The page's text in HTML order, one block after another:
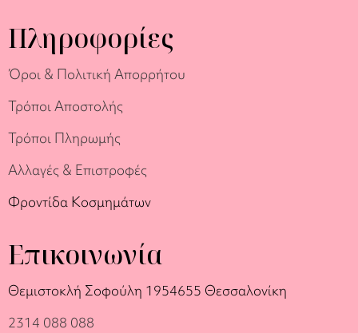
Πληροφορίες
Όροι & Πολιτική Απορρήτου
Τρόποι Αποστολής
Τρόποι Πληρωμής
Αλλαγές & Επιστροφές
Φροντίδα Κοσμημάτων
Επικοινωνία
Θεμιστοκλή Σοφούλη 1954655 Θεσσαλονίκη
2314 088 088